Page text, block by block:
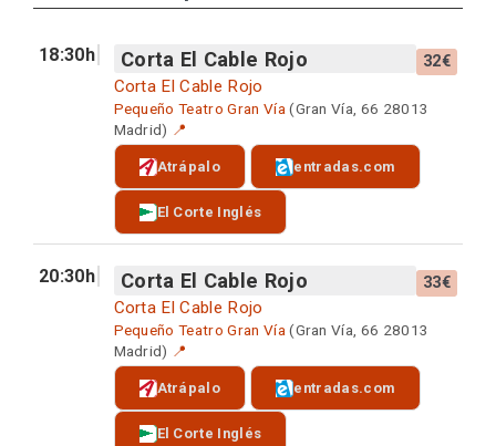
18:30h Corta El Cable Rojo 32€
Corta El Cable Rojo
Pequeño Teatro Gran Vía (Gran Vía, 66 28013
Madrid) 📍
Atrápalo entradas.com
El Corte Inglés
20:30h Corta El Cable Rojo 33€
Corta El Cable Rojo
Pequeño Teatro Gran Vía (Gran Vía, 66 28013
Madrid) 📍
Atrápalo entradas.com
El Corte Inglés